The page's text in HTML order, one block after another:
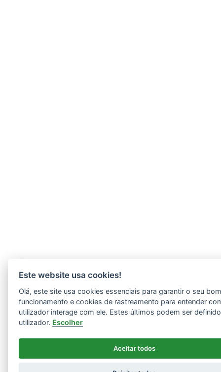
Este website usa cookies!
Olá, este site usa cookies essenciais para garantir o seu
funcionamento e cookies de rastreamento para entender
utilizador interage com ele. Estes últimos podem ser
utilizador. Escolher
Aceitar todos